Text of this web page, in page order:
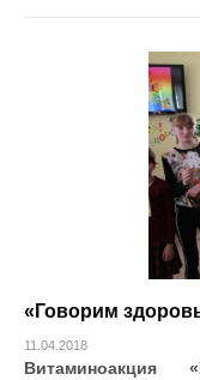
«Говорим
11.04.2018